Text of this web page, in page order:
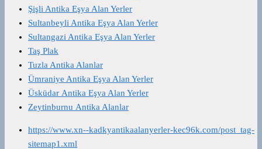
Şişli Antika Eşya Alan Yerler
Sultanbeyli Antika Eşya Alan Yerler
Sultangazi Antika Eşya Alan Yerler
Taş Plak
Tuzla Antika Alanlar
Ümraniye Antika Eşya Alan Yerler
Üsküdar Antika Eşya Alan Yerler
Zeytinburnu Antika Alanlar
https://www.xn--kadkyantikaalanyerler-kec96k.com/post_tag-
sitemap1.xml